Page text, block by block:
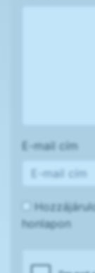
E-mail cím
honlapon